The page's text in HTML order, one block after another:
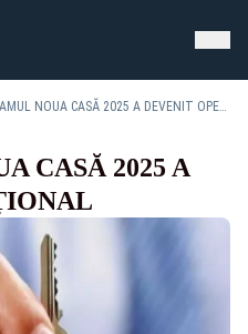
PROGRAMUL NOUA CASĂ 2025 A DEVENIT OPERAŢIONAL
CASĂ 2025 A